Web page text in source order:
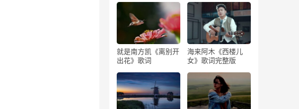
就是南方凯《离别开
出花》歌词
海来阿木《西楼儿
女》歌词完整版